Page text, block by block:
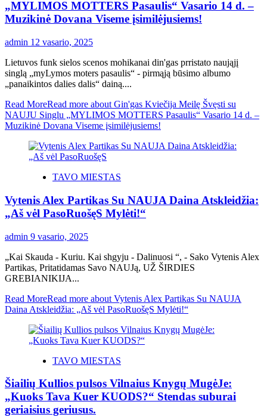
„MYLIMOS MOTTERS Pasaulis“ Vasario 14 d. –
Muzikinė Dovana Viseme įsimilėjusiems!
admin 12 vasario, 2025
Lietuvos funk sielos scenos mohikanai din'gas prristato naująjį
singlą „myLymos moters pasaulis“ - pirmąją būsimo albumo
„panaikintos dalies dalis“ dainą....
Read MoreRead more about Gin'gas Kviečija Meilę Švęsti su
NAUJU Singlu „MYLIMOS MOTTERS Pasaulis“ Vasario 14 d. –
Muzikinė Dovana Viseme įsimilėjusiems!
TAVO MIESTAS
Vytenis Alex Partikas Su NAUJA Daina Atskleidžia:
„Aš vėl PasoRuošęS Mylėti!“
admin 9 vasario, 2025
„Kai Skauda - Kuriu. Kai shgyju - Dalinuosi “, - Sako Vytenis Alex
Partikas, Pritatidamas Savo NAUJą, UŽ ŠIRDIES
GREBIANIKIJA...
Read MoreRead more about Vytenis Alex Partikas Su NAUJA
Daina Atskleidžia: „Aš vėl PasoRuošęS Mylėti!“
TAVO MIESTAS
Šiailių Kullios pulsos Vilnaius Knygų MugėJe:
„Kuoks Tava Kuer KUODS?“ Stendas suburai
geriaisius geriusus.